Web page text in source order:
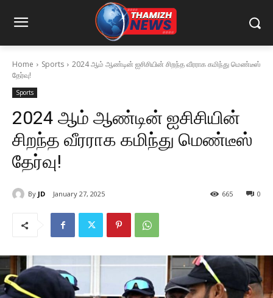
Home Sports
2024 ஆம் ஆண்டின் ஐசிசியின் சிறந்த வீரராக கமிந்து மெண்டீஸ்
தேர்வு!
Sports
2024 ஆம் ஆண்டின் ஐசிசியின்
சிறந்த வீரராக கமிந்து மெண்டீஸ்
தேர்வு!
By JD January 27, 2025 0
665